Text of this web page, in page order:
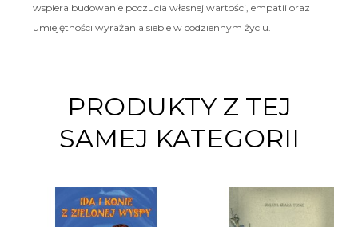
wspiera budowanie poczucia własnej wartości, empatii oraz
umiejętności wyrażania siebie w codziennym życiu.
PRODUKTY Z TEJ
SAMEJ KATEGORII